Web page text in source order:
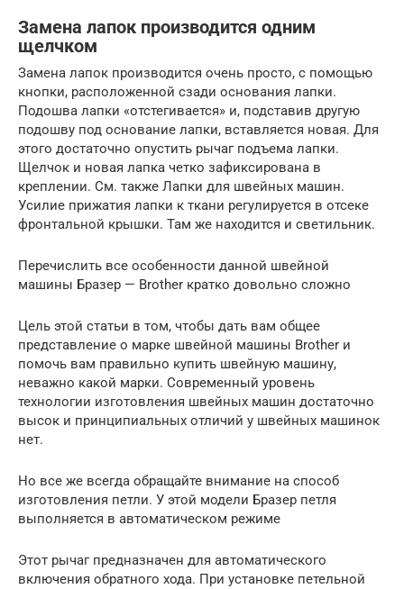
Замена лапок производится одним
щелчком
Замена лапок производится очень просто, с помощью
кнопки, расположенной сзади основания лапки.
Подошва лапки «отстегивается» и, подставив другую
подошву под основание лапки, вставляется новая. Для
этого достаточно опустить рычаг подъема лапки.
Щелчок и новая лапка четко зафиксирована в
креплении. См. также Лапки для швейных машин.
Усилие прижатия лапки к ткани регулируется в отсеке
фронтальной крышки. Там же находится и светильник.
Перечислить все особенности данной швейной
машины Бразер — Brother кратко довольно сложно
Цель этой статьи в том, чтобы дать вам общее
представление о марке швейной машины Brother и
помочь вам правильно купить швейную машину,
неважно какой марки. Современный уровень
технологии изготовления швейных машин достаточно
высок и принципиальных отличий у швейных машинок
нет.
Но все же всегда обращайте внимание на способ
изготовления петли. У этой модели Бразер петля
выполняется в автоматическом режиме
Этот рычаг предназначен для автоматического
включения обратного хода. При установке петельной